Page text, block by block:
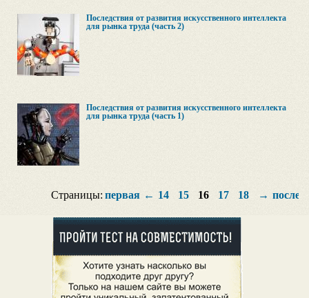
Последствия от развития искусственного интеллекта
для рынка труда (часть 2)
Последствия от развития искусственного интеллекта
для рынка труда (часть 1)
Страницы: первая ← 14 15 16 17 18 →